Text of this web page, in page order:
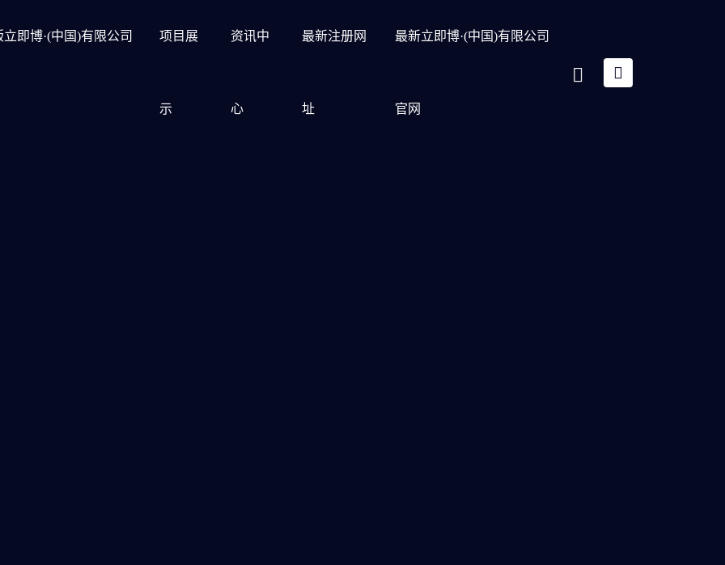
立即博·(中国)有限公司 项目展
示
资讯中
心
最新注册网
址
最新立即博·(中国)有限公司
官网